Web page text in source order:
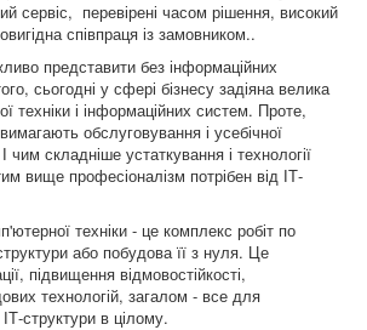
сервіс, перевірені часом рішення, високий
співпраця із замовником..
представити без інформаційних
сьогодні у сфері бізнесу задіяна велика
техніки і інформаційних систем. Проте,
обслуговування і усебічної
чим складніше устаткування і технології
вище професіоналізм потрібен від ІТ-
техніки - це комплекс робіт по
або побудова її з нуля. Це
підвищення відмовостійкості,
технологій, загалом - все для
структури в цілому.